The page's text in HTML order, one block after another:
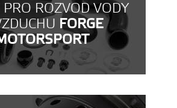
PRO ROZVOD VODY
FORGE